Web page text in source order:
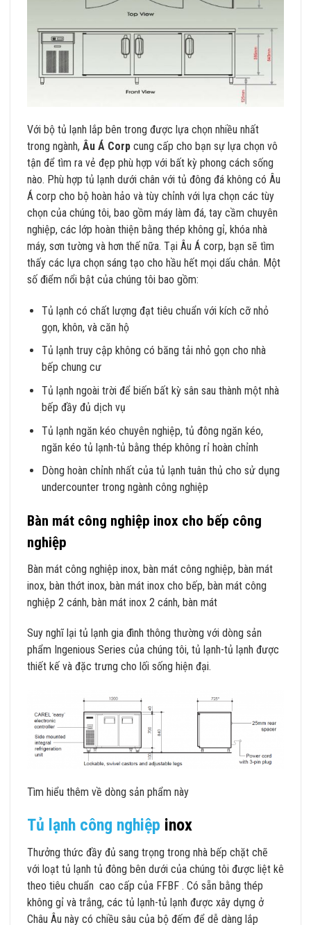
Với bộ tủ lạnh lắp bên trong được lựa chọn nhiều nhất
trong ngành, Âu Á Corp cung cấp cho bạn sự lựa chọn vô
tận để tìm ra vẻ đẹp phù hợp với bất kỳ phong cách sống
nào. Phù hợp tủ lạnh dưới chân với tủ đông đá không có Âu
Á corp cho bộ hoàn hảo và tùy chỉnh với lựa chọn các tùy
chọn của chúng tôi, bao gồm máy làm đá, tay cầm chuyên
nghiệp, các lớp hoàn thiện bằng thép không gỉ, khóa nhà
máy, sơn tường và hơn thế nữa. Tại Âu Á corp, bạn sẽ tìm
thấy các lựa chọn sáng tạo cho hầu hết mọi dấu chân. Một
số điểm nổi bật của chúng tôi bao gồm:
Tủ lạnh có chất lượng đạt tiêu chuẩn với kích cỡ nhỏ
gọn, khôn, và căn hộ
Tủ lạnh truy cập không có băng tải nhỏ gọn cho nhà
bếp chung cư
Tủ lạnh ngoài trời để biến bất kỳ sân sau thành một nhà
bếp đầy đủ dịch vụ
Tủ lạnh ngăn kéo chuyên nghiệp, tủ đông ngăn kéo,
ngăn kéo tủ lạnh-tủ bằng thép không rỉ hoàn chỉnh
Dòng hoàn chỉnh nhất của tủ lạnh tuân thủ cho sử dụng
undercounter trong ngành công nghiệp
Bàn mát công nghiệp inox cho bếp công
nghiệp
Bàn mát công nghiệp inox, bàn mát công nghiệp, bàn mát
inox, bàn thớt inox, bàn mát inox cho bếp, bàn mát công
nghiệp 2 cánh, bàn mát inox 2 cánh, bàn mát
Suy nghĩ lại tủ lạnh gia đình thông thường với dòng sản
phẩm Ingenious Series của chúng tôi, tủ lạnh-tủ lạnh được
thiết kế và đặc trưng cho lối sống hiện đại.
Tìm hiểu thêm về dòng sản phẩm này
Tủ lạnh công nghiệp inox
Thưởng thức đầy đủ sang trọng trong nhà bếp chặt chẽ
với loạt tủ lạnh tủ đông bên dưới của chúng tôi được liệt kê
theo tiêu chuẩn cao cấp của FFBF . Có sẵn bằng thép
không gỉ và trắng, các tủ lạnh-tủ lạnh được xây dựng ở
Châu Âu này có chiều sâu của bộ đếm để dễ dàng lắp